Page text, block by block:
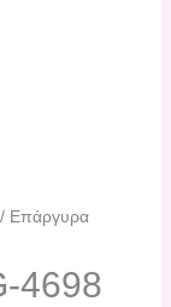
Επάργυρα
4698